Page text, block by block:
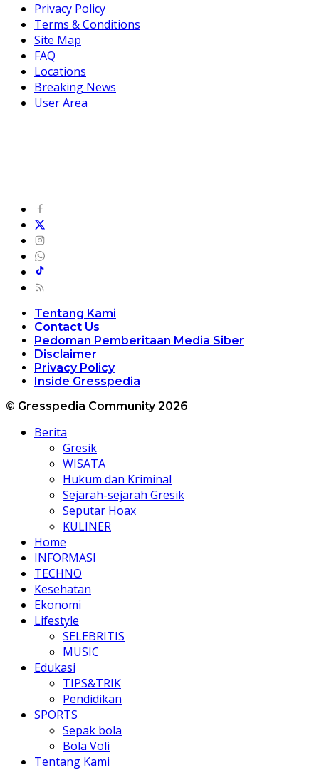
Privacy Policy
Terms & Conditions
Site Map
FAQ
Locations
Breaking News
User Area
Tentang Kami
Contact Us
Pedoman Pemberitaan Media Siber
Disclaimer
Privacy Policy
Inside Gresspedia
© Gresspedia Community 2026
Berita
Gresik
WISATA
Hukum dan Kriminal
Sejarah-sejarah Gresik
Seputar Hoax
KULINER
Home
INFORMASI
TECHNO
Kesehatan
Ekonomi
Lifestyle
SELEBRITIS
MUSIC
Edukasi
TIPS&TRIK
Pendidikan
SPORTS
Sepak bola
Bola Voli
Tentang Kami